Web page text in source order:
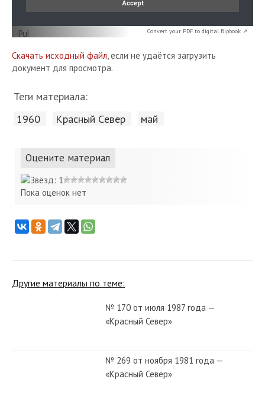
Convert your PDF to digital flipbook ↗
Скачать исходный файл, если не удаётся загрузить
документ для просмотра.
Теги материала:
1960 Красный Cевер май
Оцените материал
Пока оценок нет
Другие материалы по теме:
№ 170 от июля 1987 года —
«Красный Север»
№ 269 от ноября 1981 года —
«Красный Север»